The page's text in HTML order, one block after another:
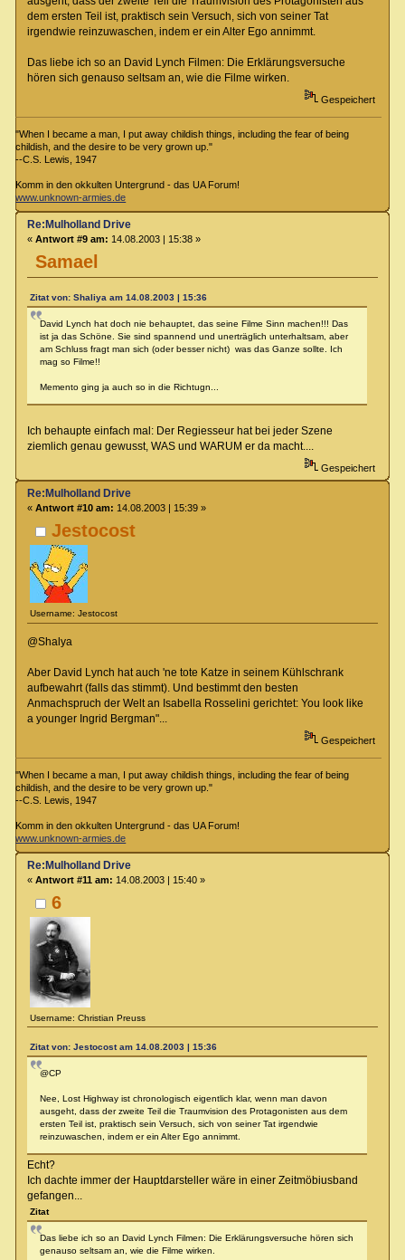
dem ersten Teil ist, praktisch sein Versuch, sich von seiner Tat
irgendwie reinzuwaschen, indem er ein Alter Ego annimmt.
Das liebe ich so an David Lynch Filmen: Die Erklärungsversuche
hören sich genauso seltsam an, wie die Filme wirken.
Gespeichert
"When I became a man, I put away childish things, including the fear of being
childish, and the desire to be very grown up."
--C.S. Lewis, 1947
Komm in den okkulten Untergrund - das UA Forum!
www.unknown-armies.de
Samael
Re:Mulholland Drive
« Antwort #9 am: 14.08.2003 | 15:38 »
Zitat von: Shaliya am 14.08.2003 | 15:36
David Lynch hat doch nie behauptet, das seine Filme Sinn machen!!! Das
ist ja das Schöne. Sie sind spannend und unerträglich unterhaltsam, aber
am Schluss fragt man sich (oder besser nicht) was das Ganze sollte. Ich
mag so Filme!!
Memento ging ja auch so in die Richtugn...
Ich behaupte einfach mal: Der Regiesseur hat bei jeder Szene
ziemlich genau gewusst, WAS und WARUM er da macht....
Gespeichert
Jestocost
Username: Jestocost
Re:Mulholland Drive
« Antwort #10 am: 14.08.2003 | 15:39 »
@Shalya
Aber David Lynch hat auch 'ne tote Katze in seinem Kühlschrank
aufbewahrt (falls das stimmt). Und bestimmt den besten
Anmachspruch der Welt an Isabella Rosselini gerichtet: You look like
a younger Ingrid Bergman"...
Gespeichert
"When I became a man, I put away childish things, including the fear of being
childish, and the desire to be very grown up."
--C.S. Lewis, 1947
Komm in den okkulten Untergrund - das UA Forum!
www.unknown-armies.de
6
Username: Christian Preuss
Re:Mulholland Drive
« Antwort #11 am: 14.08.2003 | 15:40 »
Zitat von: Jestocost am 14.08.2003 | 15:36
@CP
Nee, Lost Highway ist chronologisch eigentlich klar, wenn man davon
ausgeht, dass der zweite Teil die Traumvision des Protagonisten aus dem
ersten Teil ist, praktisch sein Versuch, sich von seiner Tat irgendwie
reinzuwaschen, indem er ein Alter Ego annimmt.
Echt?
Ich dachte immer der Hauptdarsteller wäre in einer Zeitmöbiusband
gefangen...
Zitat
Das liebe ich so an David Lynch Filmen: Die Erklärungsversuche hören sich
genauso seltsam an, wie die Filme wirken.